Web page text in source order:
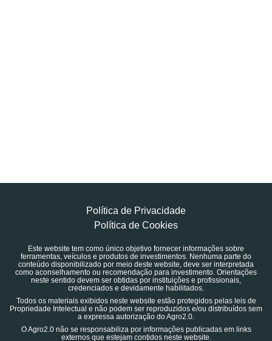
Política de Privacidade
Política de Cookies
Este website tem como único objetivo fornecer informações sobre
ferramentas, veículos e produtos de investimentos. Nenhuma parte do
conteúdo disponibilizado por meio deste website, deve ser interpretada
como aconselhamento ou recomendação para investimento. Orientações
neste sentido devem ser obtidas por instituições e profissionais,
credenciados e devidamente habilitados.
Todos os materiais exibidos neste website estão protegidos pelas leis de
Propriedade Intelectual e não podem ser reproduzidos e/ou distribuídos sem
a expressa autorização do Agro2.0.
O Agro2.0 não se responsabiliza por informações publicadas em links
externos que estejam contidos neste website.